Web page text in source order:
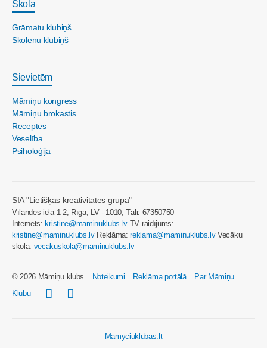
Skola
Grāmatu klubiņš
Skolēnu klubiņš
Sievietēm
Māmiņu kongress
Māmiņu brokastis
Receptes
Veselība
Psiholoģija
SIA "Lietišķās kreativitātes grupa"
Vīlandes iela 1-2, Rīga, LV - 1010, Tālr. 67350750
Internets: kristine@maminuklubs.lv TV raidījums:
kristine@maminuklubs.lvReklāma:reklama@maminuklubs.lvVecāku
skola: vecakuskola@maminuklubs.lv
© 2026 Māmiņu klubs Noteikumi Reklāma portālā
Par Māmiņu
Klubu
Mamyciuklubas.lt